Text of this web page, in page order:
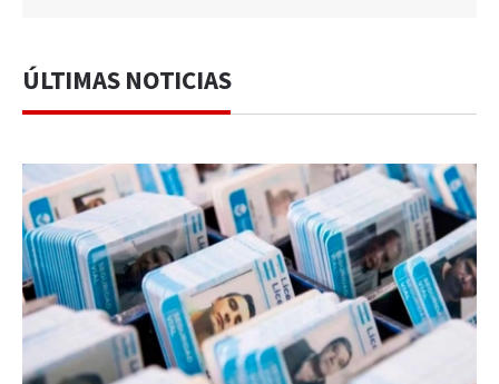
ÚLTIMAS NOTICIAS